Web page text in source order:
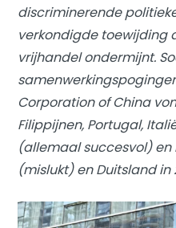
discriminerende
verkondigde toewijding
vrijhandel ondermijnt.
Corporation of China
Filippijnen, Portugal,
(allemaal succesvol) en
(mislukt) en Duitsland in